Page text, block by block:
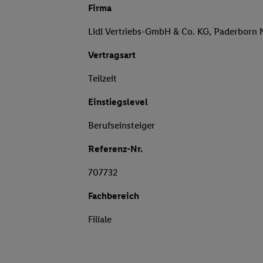
Firma
Lidl Vertriebs-GmbH & Co. KG, Paderborn
Vertragsart
Teilzeit
Einstiegslevel
Berufseinsteiger
Referenz-Nr.
707732
Fachbereich
Filiale